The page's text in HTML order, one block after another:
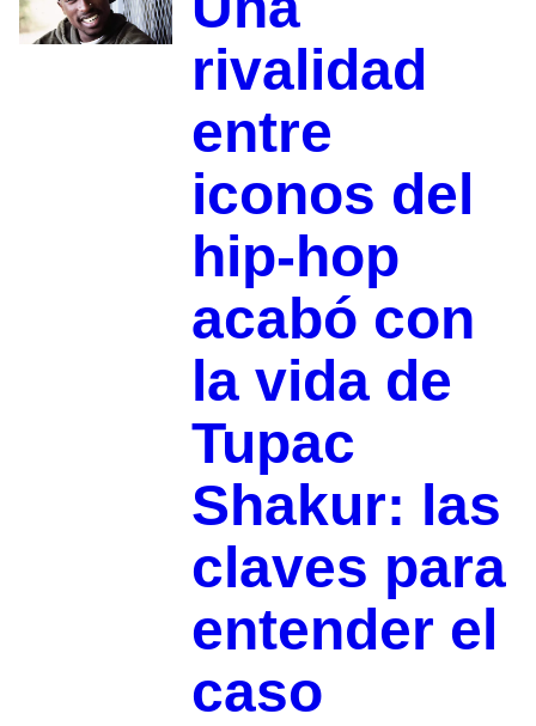
rivalidad
entre
iconos del
hip-hop
acabó con
la vida de
Tupac
Shakur: las
claves para
entender el
caso